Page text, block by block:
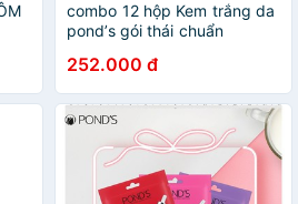
combo 12 hộp Kem trắng da
pond’s gói thái chuẩn
252.000 đ